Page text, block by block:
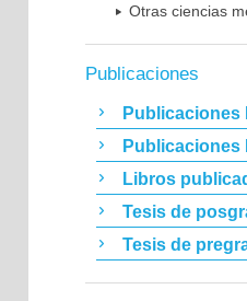
Otras ciencias
Publicaciones
Publicaciones
Publicaciones
Libros
Tesis de
Tesis de